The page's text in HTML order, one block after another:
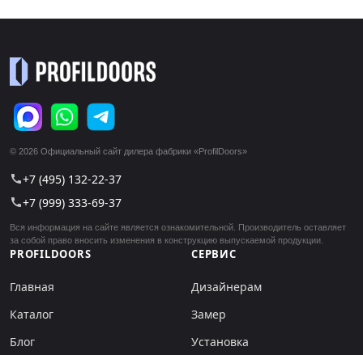
© 2026 Официальный сайт дилера фабрики «ProfilDoors»
call+7 (495) 132-22-37
call+7 (999) 333-69-37
Вся информация на сайте является ознакомительной. Производитель оставляет
за собой право вносить изменения в конструкцию выпускаемой продукции.
PROFILDOORS
Главная
Каталог
Блог
СЕРВИС
Дизайнерам
Замер
Установка